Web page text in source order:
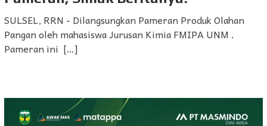
SULSEL, RRN - Dilangsungkan Pameran Produk Olahan
Pangan oleh mahasiswa Jurusan Kimia FMIPA UNM .
Pameran ini […]